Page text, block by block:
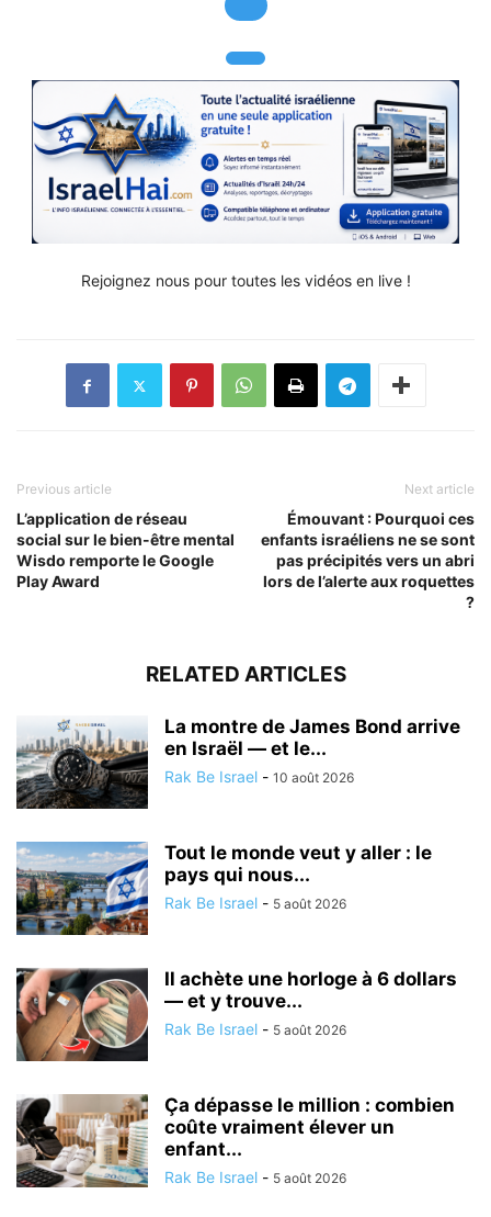
Rejoignez nous pour toutes les vidéos en live !
Previous article
L’application de réseau
social sur le bien-être mental
Wisdo remporte le Google
Play Award
Next article
Émouvant : Pourquoi ces
enfants israéliens ne se sont
pas précipités vers un abri
lors de l’alerte aux roquettes
?
RELATED ARTICLES
La montre de James Bond arrive
en Israël — et le...
Rak Be Israel - 10 août 2026
Tout le monde veut y aller : le
pays qui nous...
Rak Be Israel - 5 août 2026
Il achète une horloge à 6 dollars
— et y trouve...
Rak Be Israel - 5 août 2026
Ça dépasse le million : combien
coûte vraiment élever un
enfant...
Rak Be Israel - 5 août 2026